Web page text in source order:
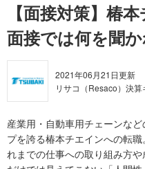
【面接対策】椿
面接では何を聞
2021年06月21日更新
リサコ（Resaco）決
産業用・自動車用チェーンな
プを誇る椿本チエインへの転
れまでの仕事への取り組み方